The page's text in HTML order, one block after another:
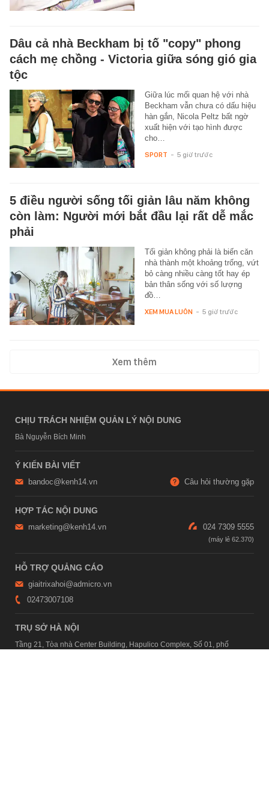
Dâu cả nhà Beckham bị tố "copy" phong
cách mẹ chồng - Victoria giữa sóng gió gia
tộc
Giữa lúc mối quan hệ với nhà
Beckham vẫn chưa có dấu hiệu
hàn gắn, Nicola Peltz bất ngờ
xuất hiện với tạo hình được
cho…
SPORT - 5 giờ trước
5 điều người sống tối giản lâu năm không
còn làm: Người mới bắt đầu lại rất dễ mắc
phải
Tối giản không phải là biến căn
nhà thành một khoảng trống, vứt
bỏ càng nhiều càng tốt hay ép
bản thân sống với số lượng
đồ…
XEM MUA LUÔN - 5 giờ trước
Xem thêm
CHỊU TRÁCH NHIỆM QUẢN LÝ NỘI DUNG
Bà Nguyễn Bích Minh
Ý KIẾN BÀI VIẾT
bandoc@kenh14.vn Câu hỏi thường gặp
HỢP TÁC NỘI DUNG
marketing@kenh14.vn 024 7309 5555
HỖ TRỢ QUẢNG CÁO
giaitrixahoi@admicro.vn
02473007108
TRỤ SỞ HÀ NỘI
Tầng 21, Tòa nhà Center Building, Hapulico Complex, Số 01, phố